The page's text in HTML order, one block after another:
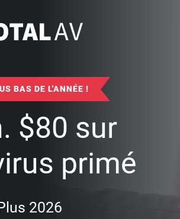
BAS DE L'ANNÉE !
$80 sur
primé
2026